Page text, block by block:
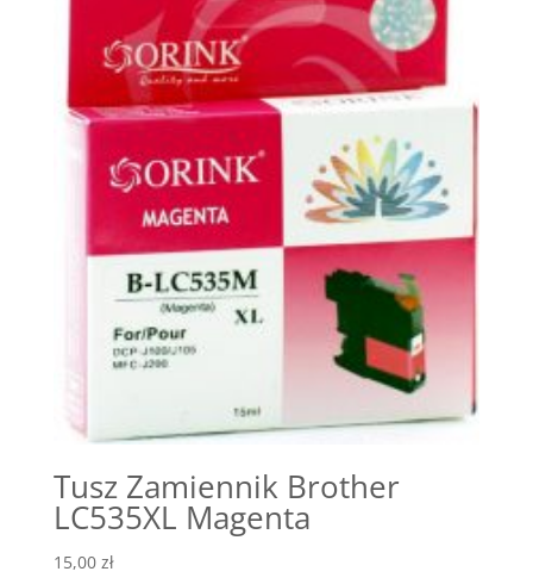
Tusz Zamiennik Brother
LC535XL Magenta
15,00 zł